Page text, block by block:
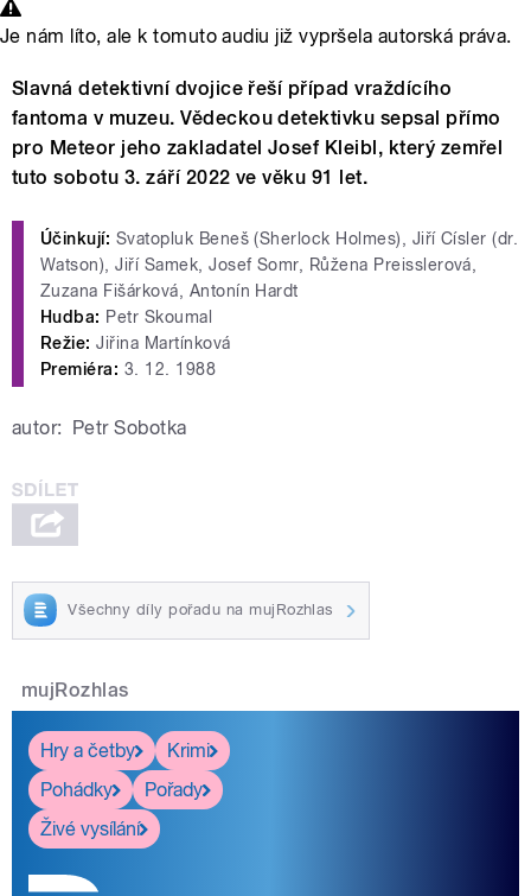
Je nám líto, ale k tomuto audiu již vypršela autorská práva.
Slavná detektivní dvojice řeší případ vraždícího
fantoma v muzeu. Vědeckou detektivku sepsal přímo
pro Meteor jeho zakladatel Josef Kleibl, který zemřel
tuto sobotu 3. září 2022 ve věku 91 let.
Účinkují: Svatopluk Beneš (Sherlock Holmes), Jiří Císler (dr.
Watson), Jiří Samek, Josef Somr, Růžena Preisslerová,
Zuzana Fišárková, Antonín Hardt
Hudba: Petr Skoumal
Režie: Jiřina Martínková
Premiéra: 3. 12. 1988
autor: Petr Sobotka
Všechny díly pořadu na mujRozhlas
mujRozhlas
Hry a četby
Krimi
Pohádky
Pořady
Živé vysílání